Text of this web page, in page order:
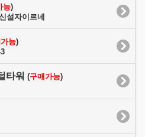
능)
설자이르네
능)
타워 (구매가능)